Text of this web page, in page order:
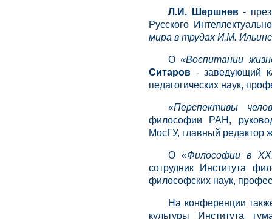
Л.И. Шершнев-
Русского
мира в трудах И.М.
О«Воспитании
Ситаров - заведующий
педагогических наук,
«Перспективы
философии РАН,
МосГУ, главный редактор
О«Философии в
сотрудник Института
философских наук,
На конференции
культуры Института